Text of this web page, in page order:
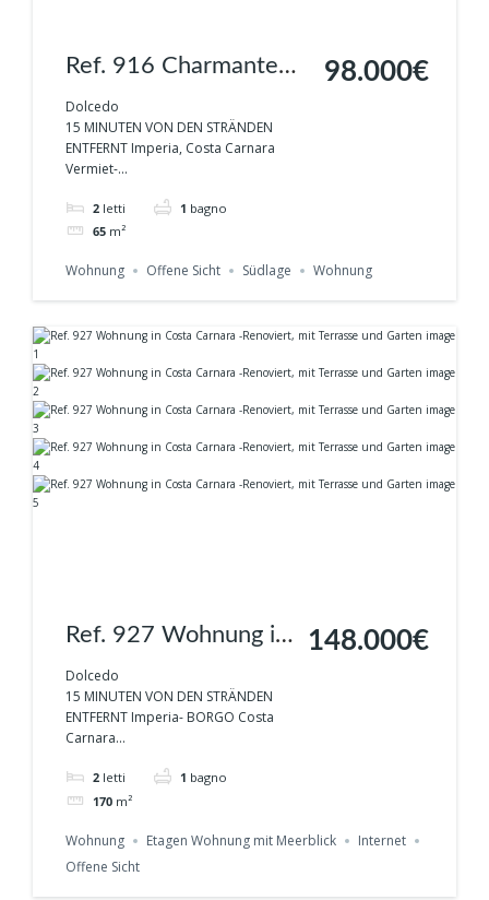
Ref. 916 Charmante
Gartenwohnung in
Costa Carnara -
Dolcedo
Dolcedo
15 MINUTEN VON DEN STRÄNDEN
ENTFERNT Imperia, Costa Carnara
Vermiet-...
2 letti 1 bagno
65 m²
98.000€
Wohnung Offene Sicht Südlage Wohnung
Ref. 927 Wohnung in
Costa Carnara -
Renoviert, mit
Terrasse und Garten
Dolcedo
15 MINUTEN VON DEN STRÄNDEN
ENTFERNT Imperia- BORGO Costa
Carnara...
2 letti 1 bagno
170 m²
148.000€
Wohnung Etagen Wohnung mit Meerblick
Internet
Offene Sicht